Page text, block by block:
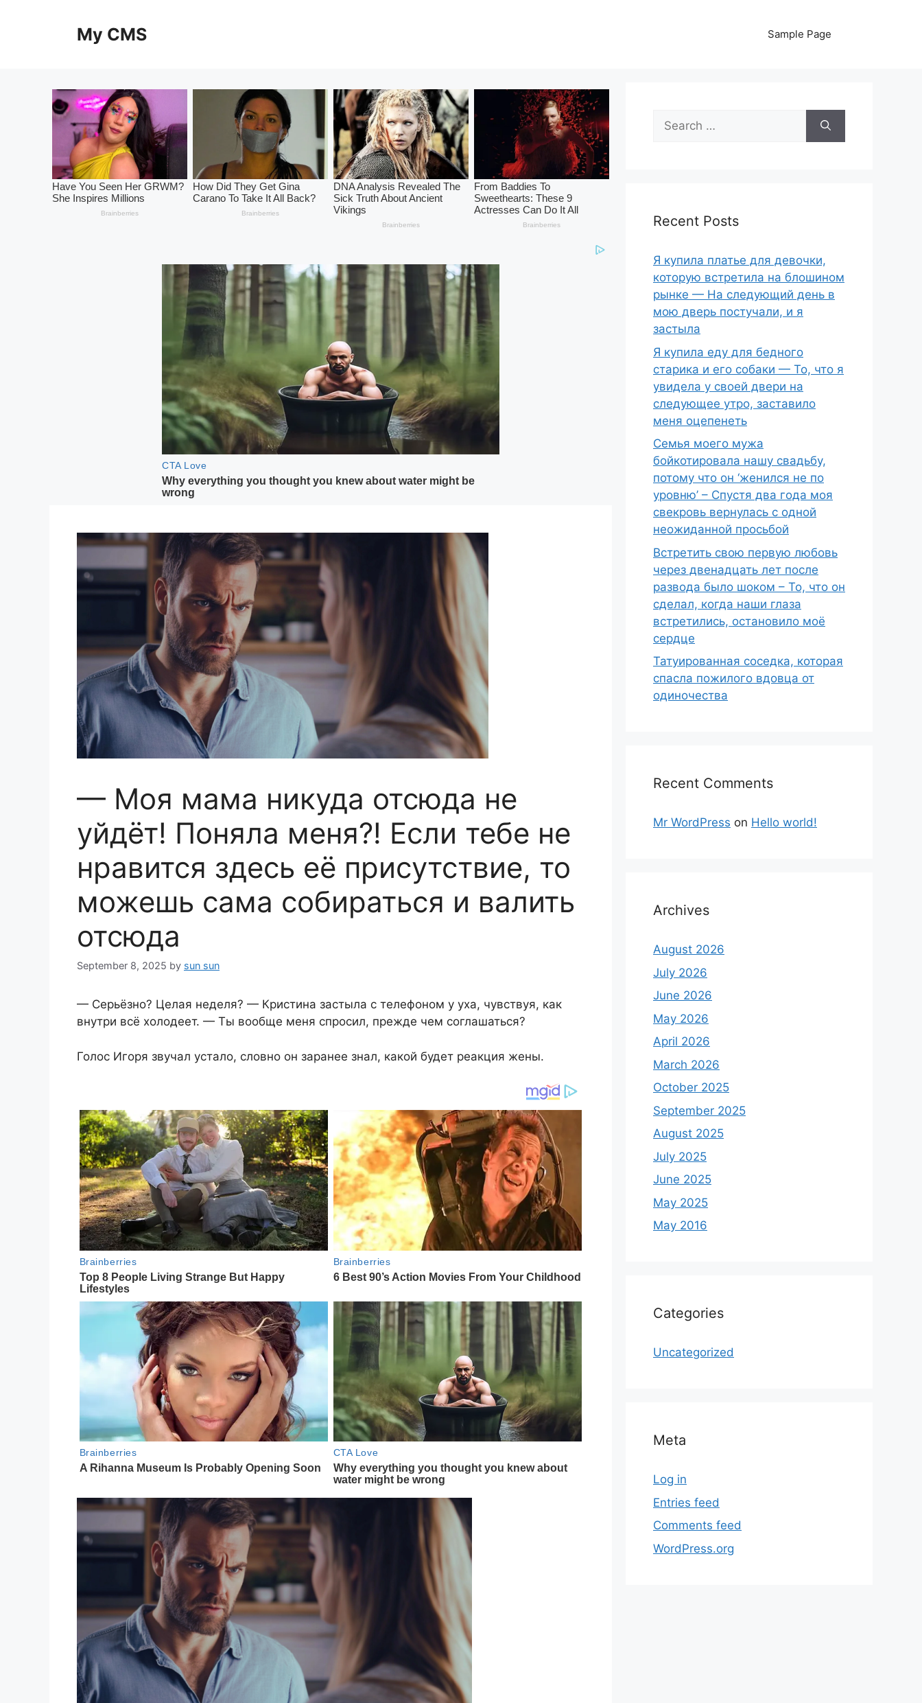
My CMS Sample Page
— Моя мама никуда отсюда не
уйдёт! Поняла меня?! Если тебе не
нравится здесь её присутствие, то
можешь сама собираться и валить
отсюда
September 8, 2025 by sun sun
— Серьёзно? Целая неделя? — Кристина застыла с телефоном у уха, чувствуя, как
внутри всё холодеет. — Ты вообще меня спросил, прежде чем соглашаться?
Голос Игоря звучал устало, словно он заранее знал, какой будет реакция жены.
Search
for:
Recent Posts
Я купила платье для девочки,
которую встретила на блошином
рынке — На следующий день в
мою дверь постучали, и я
застыла
Я купила еду для бедного
старика и его собаки — То, что я
увидела у своей двери на
следующее утро, заставило
меня оцепенеть
Семья моего мужа
бойкотировала нашу свадьбу,
потому что он ‘женился не по
уровню’ – Спустя два года моя
свекровь вернулась с одной
неожиданной просьбой
Встретить свою первую любовь
через двенадцать лет после
развода было шоком – То, что он
сделал, когда наши глаза
встретились, остановило моё
сердце
Татуированная соседка, которая
спасла пожилого вдовца от
одиночества
Recent Comments
Mr WordPress on Hello world!
Archives
August 2026
July 2026
June 2026
May 2026
April 2026
March 2026
October 2025
September 2025
August 2025
July 2025
June 2025
May 2025
May 2016
Categories
Uncategorized
Meta
Log in
Entries feed
Comments feed
WordPress.org